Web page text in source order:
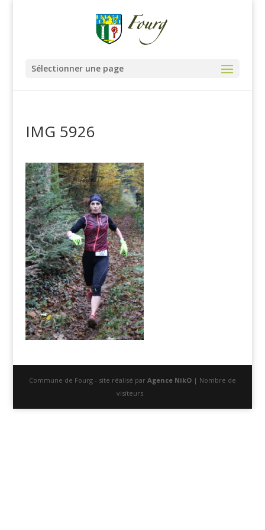
Sélectionner une page
IMG 5926
Commune de Fourg - site réalisé par Agence NikO| Nombre de
visiteurs